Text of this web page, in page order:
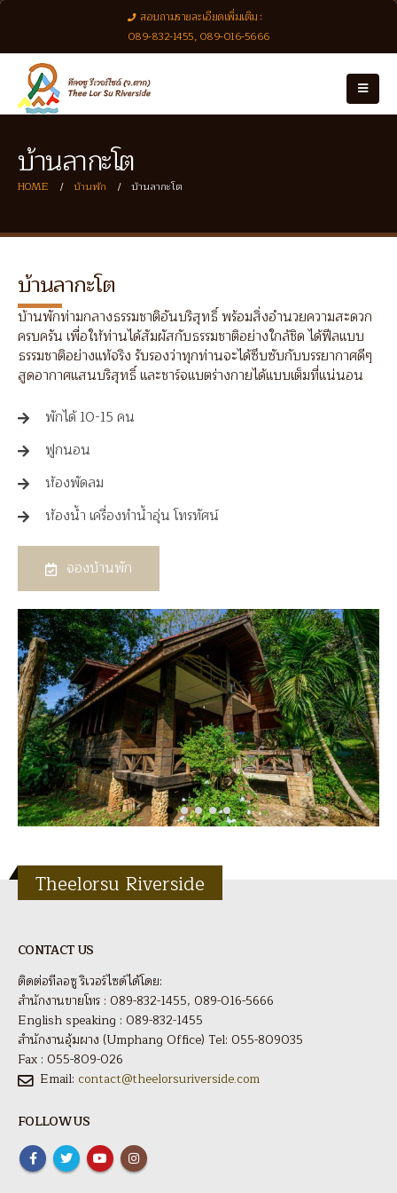
สอบถามรายละเอียดเพิ่มเติม :
089-832-1455, 089-016-5666
บ้านลากะโต
HOME บ้านพัก บ้านลากะโต
บ้านลากะโต
บ้านพักท่ามกลางธรรมชาติอันบริสุทธิ์ พร้อมสิ่งอำนวยความสะดวก
ครบครัน เพื่อให้ท่านได้สัมผัสกับธรรมชาติอย่างใกล้ชิด ได้ฟีลแบบ
ธรรมชาติอย่างแท้จริง รับรองว่าทุกท่านจะได้ซึบซับกับบรรยากาศดีๆ
สูดอากาศแสนบริสุทธิ์ และชาร์จแบตร่างกายได้แบบเต็มที่แน่นอน
พักได้ 10-15 คน
ฟูกนอน
ห้องพัดลม
ห้องน้ำ เครื่องทำน้ำอุ่น โทรทัศน์
จองบ้านพัก
Theelorsu Riverside
CONTACT US
ติดต่อทีลอซู ริเวอร์ไซด์ได้โดย:
สำนักงานขายโทร : 089-832-1455, 089-016-5666
English speaking : 089-832-1455
สำนักงานอุ้มผาง (Umphang Office) Tel: 055-809035
Fax : 055-809-026
Email: contact@theelorsuriverside.com
FOLLOW US